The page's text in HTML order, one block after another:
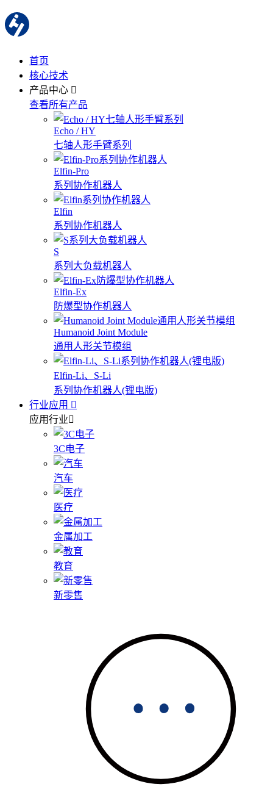
首页
核心技术
产品中心
查看所有产品
Echo / HY
七轴人形手臂系列
Elfin-Pro
系列协作机器人
Elfin
系列协作机器人
S
系列大负载机器人
Elfin-Ex
防爆型协作机器人
Humanoid Joint Module
通用人形关节模组
Elfin-Li、S-Li
系列协作机器人(锂电版)
行业应用
应用行业
3C电子
汽车
医疗
金属加工
教育
新零售